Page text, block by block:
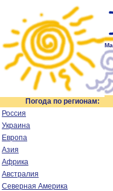
Погода по регионам:
Россия
Украина
Европа
Азия
Африка
Австралия
Северная Америка